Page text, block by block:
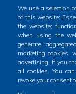
Home
We use a selection
of this website:
the website;
when using the
generate
marketing cookies,
advertising. If you
all cookies. You
revoke your consent